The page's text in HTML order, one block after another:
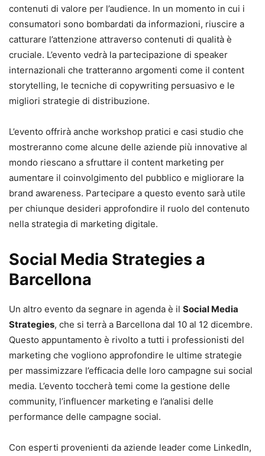
contenuti di valore per l’audience. In un momento in cui i
consumatori sono bombardati da informazioni, riuscire a
catturare l’attenzione attraverso contenuti di qualità è
cruciale. L’evento vedrà la partecipazione di speaker
internazionali che tratteranno argomenti come il content
storytelling, le tecniche di copywriting persuasivo e le
migliori strategie di distribuzione.
L’evento offrirà anche workshop pratici e casi studio che
mostreranno come alcune delle aziende più innovative al
mondo riescano a sfruttare il content marketing per
aumentare il coinvolgimento del pubblico e migliorare la
brand awareness. Partecipare a questo evento sarà utile
per chiunque desideri approfondire il ruolo del contenuto
nella strategia di marketing digitale.
Social Media Strategies a
Barcellona
Un altro evento da segnare in agenda è il Social Media
Strategies, che si terrà a Barcellona dal 10 al 12 dicembre.
Questo appuntamento è rivolto a tutti i professionisti del
marketing che vogliono approfondire le ultime strategie
per massimizzare l’efficacia delle loro campagne sui social
media. L’evento toccherà temi come la gestione delle
community, l’influencer marketing e l’analisi delle
performance delle campagne social.
Con esperti provenienti da aziende leader come LinkedIn,